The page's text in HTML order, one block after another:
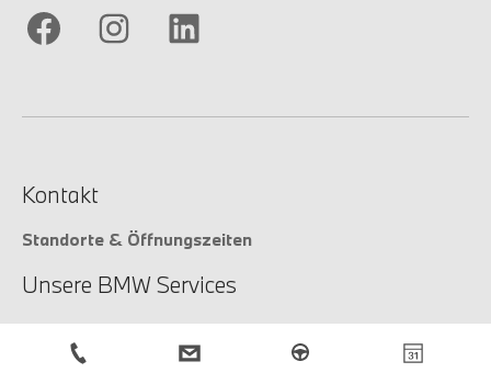
Kontakt
Standorte & Öffnungszeiten
Unsere BMW Services
Unsere Services
Service-Anfrage